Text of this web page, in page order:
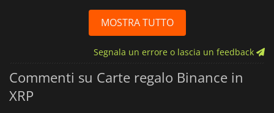
MOSTRA TUTTO
Segnala un errore o lascia un feedback
Commenti su Carte regalo Binance in
XRP